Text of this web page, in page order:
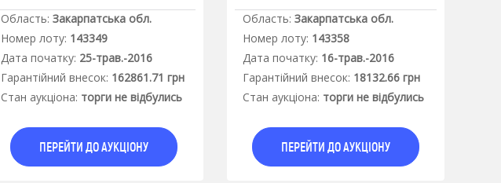
Область: Закарпатська обл.
Номер лоту: 143349
Дата початку: 25-трав.-2016
Гарантiйний внесок: 162861.71 грн
Стан аукцiона: торги не відбулись
ПЕРЕЙТИ ДО АУКЦІОНУ
Область: Закарпатська обл.
Номер лоту: 143358
Дата початку: 16-трав.-2016
Гарантiйний внесок: 18132.66 грн
Стан аукцiона: торги не відбулись
ПЕРЕЙТИ ДО АУКЦІОНУ